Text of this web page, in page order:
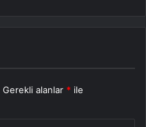
Gerekli alanlar * ile